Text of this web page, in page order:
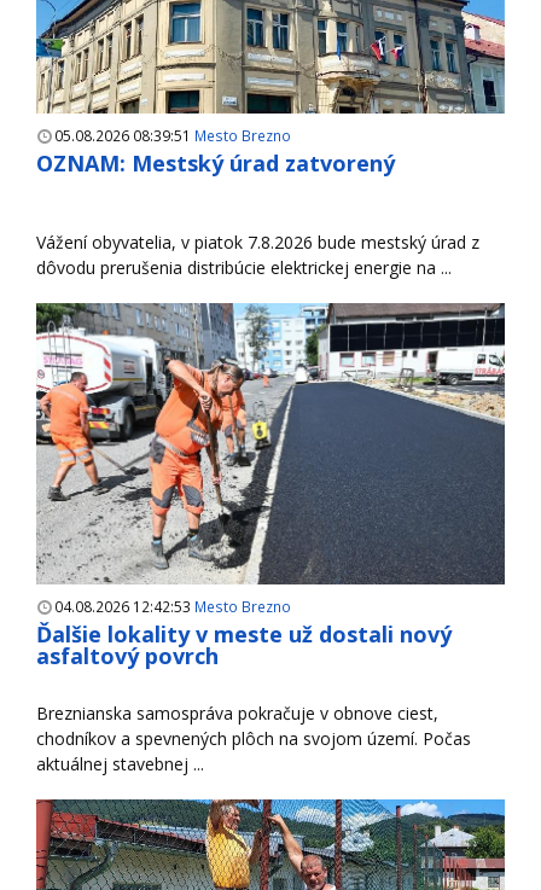
05.08.2026 08:39:51 Mesto Brezno
OZNAM: Mestský úrad zatvorený
Vážení obyvatelia, v piatok 7.8.2026 bude mestský úrad z
dôvodu prerušenia distribúcie elektrickej energie na ...
04.08.2026 12:42:53 Mesto Brezno
Ďalšie lokality v meste už dostali nový
asfaltový povrch
Breznianska samospráva pokračuje v obnove ciest,
chodníkov a spevnených plôch na svojom území. Počas
aktuálnej stavebnej ...